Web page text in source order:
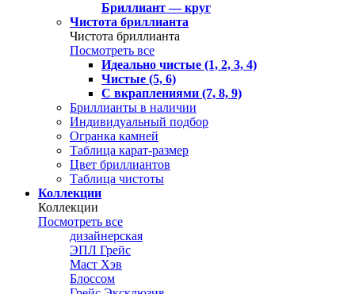
Бриллиант — круг
Чистота бриллианта
Чистота бриллианта
Посмотреть все
Идеально чистые (1, 2, 3, 4)
Чистые (5, 6)
С вкраплениями (7, 8, 9)
Бриллианты в наличии
Индивидуальный подбор
Огранка камней
Таблица карат-размер
Цвет бриллиантов
Таблица чистоты
Коллекции
Коллекции
Посмотреть все
дизайнерская
ЭПЛ Грейс
Маст Хэв
Блоссом